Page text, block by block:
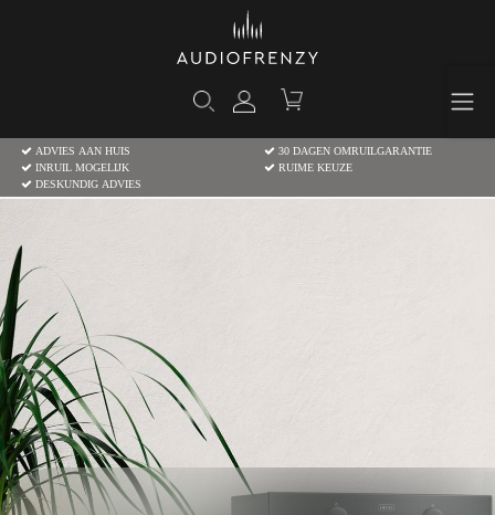
ADVIES AAN HUIS
30 DAGEN OMRUILGARANTIE
INRUIL MOGELIJK
RUIME KEUZE
DESKUNDIG ADVIES